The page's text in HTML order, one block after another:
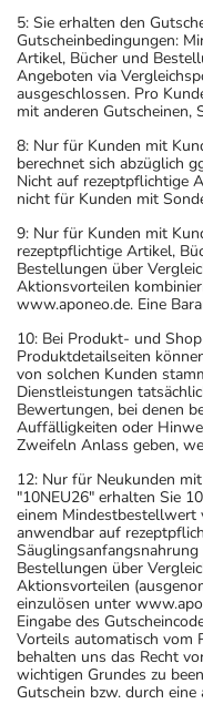
5: Sie erhalten den
Gutscheinbedingungen:
Artikel, Bücher und
Angeboten via
ausgeschlossen. Pro
mit anderen Gutscheinen,
8: Nur für Kunden mit
berechnet sich abzüglich
Nicht auf rezeptpflichtige
nicht für Kunden mit
9: Nur für Kunden mit
rezeptpflichtige Artikel,
Bestellungen über
Aktionsvorteilen
www.aponeo.de. Eine
10: Bei Produkt- und
Produktdetailseiten
von solchen Kunden
Dienstleistungen
Bewertungen, bei denen
Auffälligkeiten oder
Zweifeln Anlass geben,
12: Nur für Neukunden
"10NEU26" erhalten Sie
einem
anwendbar auf
Bestellungen über
Aktionsvorteilen
einzulösen unter
Eingabe des
Vorteils automatisch vom
behalten uns das Recht
wichtigen Grundes zu
Gutschein bzw. durch